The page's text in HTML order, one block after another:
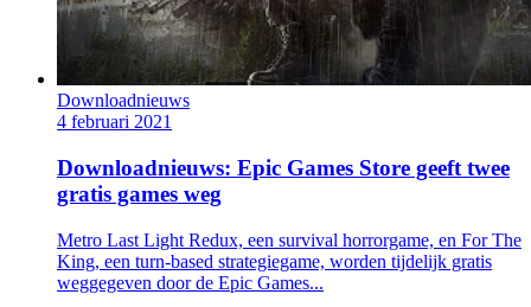
Downloadnieuws
4 februari 2021
Downloadnieuws: Epic Games Store geeft twee
gratis games weg
Metro Last Light Redux, een survival horrorgame, en For The
King, een turn-based strategiegame, worden tijdelijk gratis
weggegeven door de Epic Games...